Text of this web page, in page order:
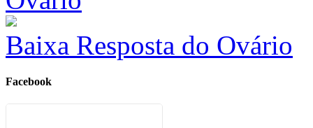
Baixa Resposta do Ovário
Facebook